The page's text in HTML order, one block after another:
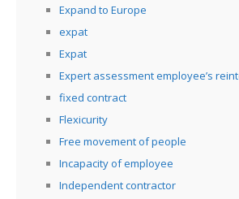
Expand to Europe
expat
Expat
Expert assessment employee’s
fixed contract
Flexicurity
Free movement of people
Incapacity of employee
Independent contractor